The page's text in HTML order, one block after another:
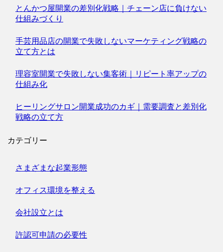
とんかつ屋開業の差別化戦略｜チェーン店に負けない
仕組みづくり
手芸用品店の開業で失敗しないマーケティング戦略の
立て方とは
理容室開業で失敗しない集客術｜リピート率アップの
仕組み化
ヒーリングサロン開業成功のカギ｜需要調査と差別化
戦略の立て方
カテゴリー
さまざまな起業形態
オフィス環境を整える
会社設立とは
許認可申請の必要性